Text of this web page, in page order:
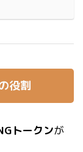
役割
トークンが